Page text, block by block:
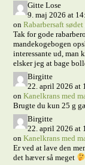
Gitte Lose
9. maj 2026 at
onRabarbersaft
Tak for gode
mandekogebogen
interessante ud, man
elsker jeg at bage
Birgitte
22. april 2026 at
onKanelkrans med
Brugte du kun 25 g
Birgitte
22. april 2026 at
onKanelkrans med
Er ved at lave den
det hæver så meget